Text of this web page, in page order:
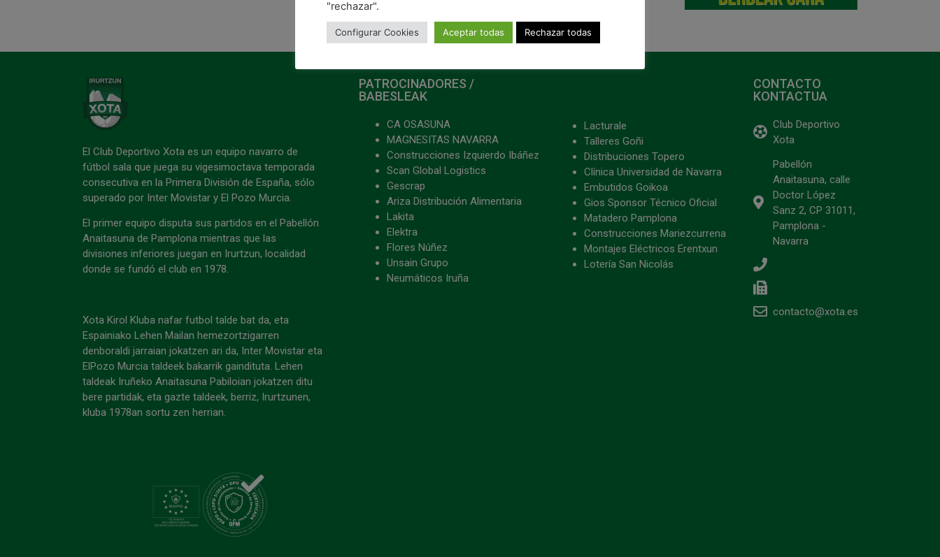
El Club Deportivo Xota es un equipo navarro de
fútbol sala que juega su vigesimoctava temporada
consecutiva en la Primera División de España, sólo
superado por Inter Movistar y El Pozo Murcia.
El primer equipo disputa sus partidos en el Pabellón
Anaitasuna de Pamplona mientras que las
divisiones inferiores juegan en Irurtzun, localidad
donde se fundó el club en 1978.
Xota Kirol Kluba nafar futbol talde bat da, eta
Espainiako Lehen Mailan hemezortzigarren
denboraldi jarraian jokatzen ari da, Inter Movistar eta
ElPozo Murcia taldeek bakarrik gaindituta. Lehen
taldeak Iruñeko Anaitasuna Pabiloian jokatzen ditu
bere partidak, eta gazte taldeek, berriz, Irurtzunen,
kluba 1978an sortu zen herrian.
PATROCINADORES /
BABESLEAK
CA OSASUNA
MAGNESITAS NAVARRA
Construcciones Izquierdo Ibáñez
Scan Global Logistics
Gescrap
Ariza Distribución Alimentaria
Lakita
Elektra
Flores Núñez
Unsain Grupo
Neumáticos Iruña
Lacturale
Talleres Goñi
Distribuciones Topero
Clínica Universidad de Navarra
Embutidos Goikoa
Gios Sponsor Técnico Oficial
Matadero Pamplona
Construcciones Mariezcurrena
Montajes Eléctricos Erentxun
Lotería San Nicolás
CONTACTO
KONTACTUA
Club Deportivo
Xota
Pabellón
Anaitasuna, calle
Doctor López
Sanz 2, CP 31011,
Pamplona -
Navarra
contacto@xota.es
"rechazar".
Configurar Cookies Aceptar todas Rechazar todas